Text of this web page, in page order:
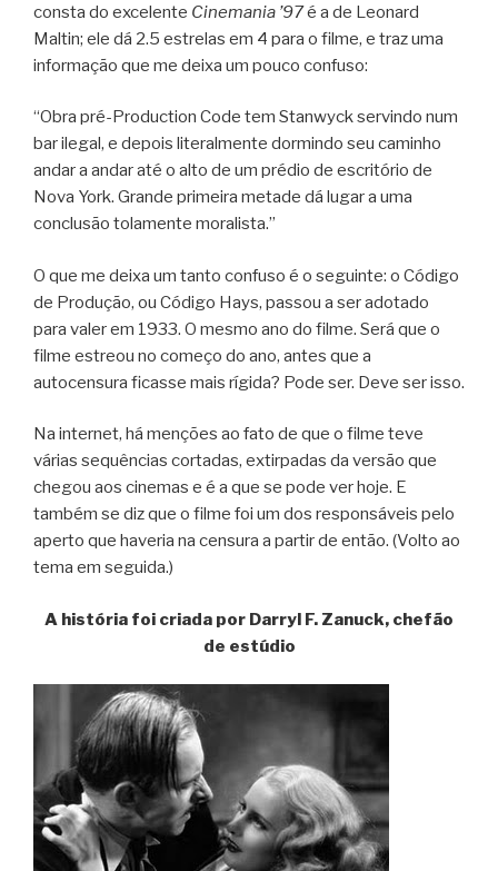
consta do excelente Cinemania ’97é a de Leonard
Maltin; ele dá 2.5 estrelas em 4 para o filme, e traz uma
informação que me deixa um pouco confuso:
“Obra pré-Production Code tem Stanwyck servindo num
bar ilegal, e depois literalmente dormindo seu caminho
andar a andar até o alto de um prédio de escritório de
Nova York. Grande primeira metade dá lugar a uma
conclusão tolamente moralista.”
O que me deixa um tanto confuso é o seguinte: o Código
de Produção, ou Código Hays, passou a ser adotado
para valer em 1933. O mesmo ano do filme. Será que o
filme estreou no começo do ano, antes que a
autocensura ficasse mais rígida? Pode ser. Deve ser isso.
Na internet, há menções ao fato de que o filme teve
várias sequências cortadas, extirpadas da versão que
chegou aos cinemas e é a que se pode ver hoje. E
também se diz que o filme foi um dos responsáveis pelo
aperto que haveria na censura a partir de então. (Volto ao
tema em seguida.)
A história foi criada por Darryl F. Zanuck, chefão
de estúdio